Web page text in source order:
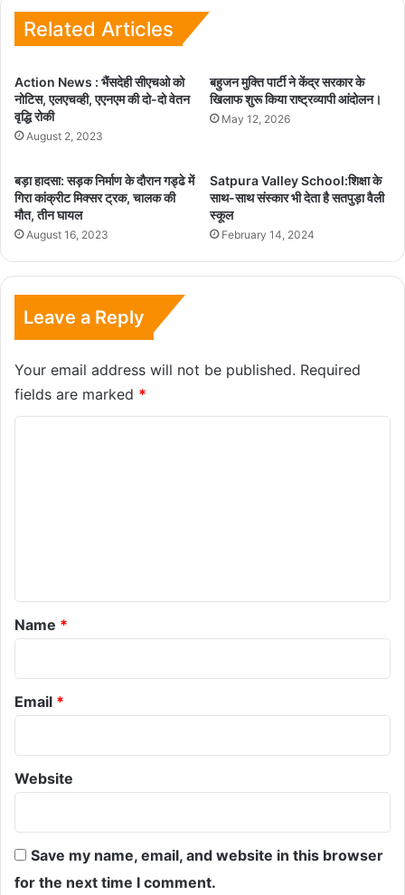
Related Articles
Action News : भैंसदेही सीएचओ को
नोटिस, एलएचव्ही, एएनएम की दो-दो वेतन
वृद्धि रोकी
August 2, 2023
बहुजन मुक्ति पार्टी ने केंद्र सरकार के
खिलाफ शुरू किया राष्ट्रव्यापी आंदोलन।
May 12, 2026
बड़ा हादसा: सड़क निर्माण के दौरान गड्ढे में
गिरा कांक्रीट मिक्सर ट्रक, चालक की
मौत, तीन घायल
August 16, 2023
Satpura Valley School:शिक्षा के
साथ-साथ संस्कार भी देता है सतपुड़ा वैली
स्कूल
February 14, 2024
Leave a Reply
Your email address will not be published. Required
fields are marked *
*
Name *
Email *
Website
Save my name, email, and website in this browser
for the next time I comment.